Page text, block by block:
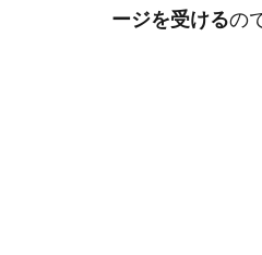
ージを受けるの